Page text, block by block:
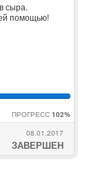
сыра.
помощью!
ПРОГРЕСС 102%
08.01.2017
ЗАВЕРШЕН